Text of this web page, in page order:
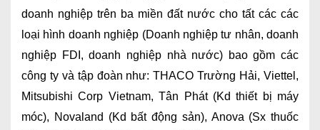
doanh nghiệp trên ba miền đất nước cho tất các các
loại hình doanh nghiệp (Doanh nghiệp tư nhân, doanh
nghiệp FDI, doanh nghiệp nhà nước) bao gồm các
công ty và tập đoàn như: THACO Trường Hải, Viettel,
Mitsubishi Corp Vietnam, Tân Phát (Kd thiết bị máy
móc), Novaland (Kd bất động sản), Anova (Sx thuốc